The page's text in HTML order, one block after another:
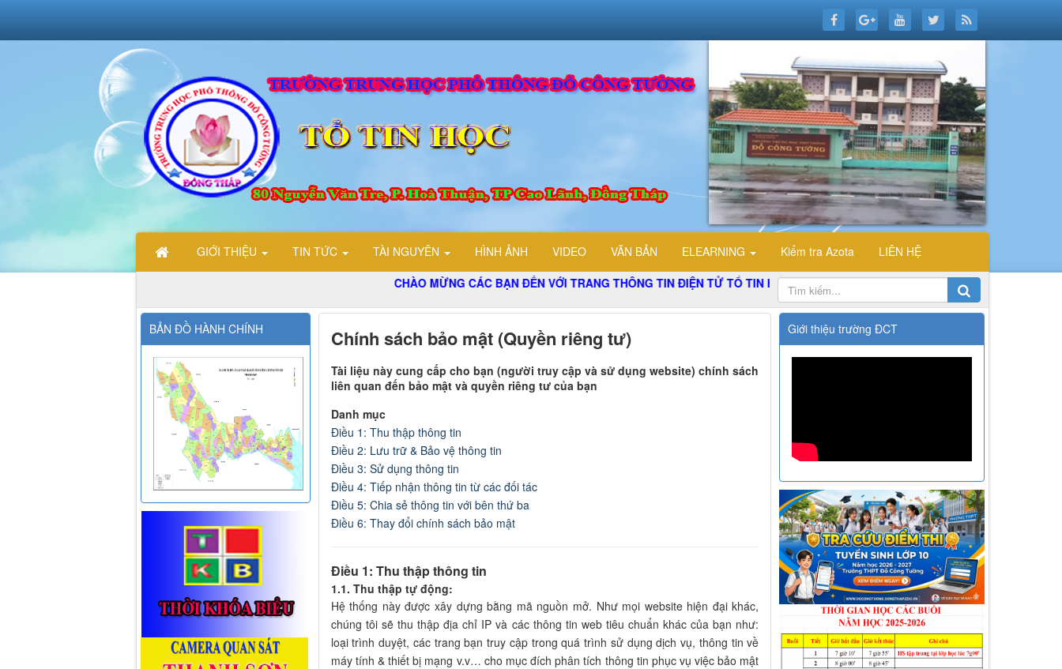
GIỚI THIỆU TIN TỨC TÀI NGUYÊN HÌNH ẢNH VIDEO VĂN BẢN ELEARNING Kiểm tra Azota
LIÊN HỆ
CHÀO MỪNG CÁC BẠN ĐẾN VỚI TRANG THÔNG TIN ĐIỆN TỬ TỔ TIN HỌC TRƯỜNG THPT ĐỖ CÔNG TƯỜNG
Chính sách bảo mật (Quyền riêng tư)
Tài liệu này cung cấp cho bạn (người truy cập và sử dụng website) chính sách
liên quan đến bảo mật và quyền riêng tư của bạn
Danh mục
Điều 1: Thu thập thông tin
Điều 2: Lưu trữ & Bảo vệ thông tin
Điều 3: Sử dụng thông tin
Điều 4: Tiếp nhận thông tin từ các đối tác
Điều 5: Chia sẻ thông tin với bên thứ ba
Điều 6: Thay đổi chính sách bảo mật
Điều 1: Thu thập thông tin
1.1. Thu thập tự động:
Hệ thống này được xây dựng bằng mã nguồn mở. Như mọi website hiện đại khác,
chúng tôi sẽ thu thập địa chỉ IP và các thông tin web tiêu chuẩn khác của bạn như:
loại trình duyệt, các trang bạn truy cập trong quá trình sử dụng dịch vụ, thông tin về
máy tính & thiết bị mạng v.v… cho mục đích phân tích thông tin phục vụ việc bảo mật
Giới thiệu trường ĐCT
BẢN ĐỒ HÀNH CHÍNH